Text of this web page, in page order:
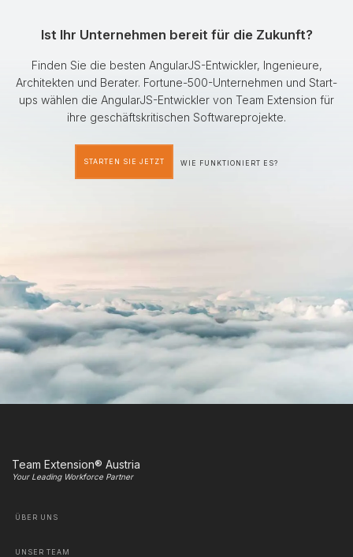
Ist Ihr Unternehmen bereit für die Zukunft?
Finden Sie die besten AngularJS-Entwickler, Ingenieure,
Architekten und Berater. Fortune-500-Unternehmen und Start-
ups wählen die AngularJS-Entwickler von Team Extension für
ihre geschäftskritischen Softwareprojekte.
STARTEN SIE JETZT WIE FUNKTIONIERT ES?
Team Extension® Austria
Your Leading Workforce Partner
ÜBER UNS
UNSER TEAM